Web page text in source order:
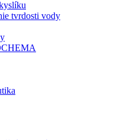
tvrdosti vody